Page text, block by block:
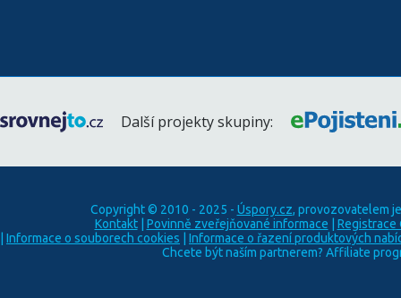
Další projekty skupiny:
Copyright © 2010 - 2025 - Úspory.cz, provozovatelem
Kontakt| Povinně zveřejňované informace
Registrace
Informace o souborech cookies
Informace o řazení produktových
Chcete být naším partnerem? Affiliate